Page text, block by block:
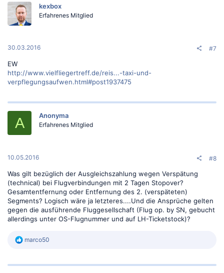
kexbox
Erfahrenes Mitglied
30.03.2016 #7
EW
http://www.vielfliegertreff.de/reis...-taxi-und-
verpflegungsaufwen.html#post1937475
A Anonyma
Erfahrenes Mitglied
10.05.2016 #8
Was gilt bezüglich der Ausgleichszahlung wegen Verspätung
(technical) bei Flugverbindungen mit 2 Tagen Stopover?
Gesamtentfernung oder Entfernung des 2. (verspäteten)
Segments? Logisch wäre ja letzteres....Und die Ansprüche gelten
gegen die ausführende Fluggesellschaft (Flug op. by SN, gebucht
allerdings unter OS-Flugnummer und auf LH-Ticketstock)?
R
k
marco50